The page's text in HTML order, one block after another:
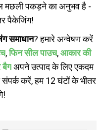
पकड़ने का अनुभव है -
पैकेजिंग!
समाधान? हमारे अन्वेषण करें
,फिन सील पाउच,आकार की
बैगअपने उत्पाद के लिए एकदम
करें, हम 12 घंटों के भीतर